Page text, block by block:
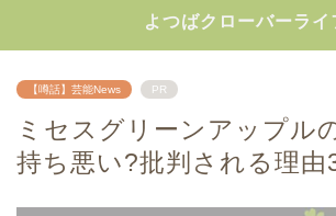
よつばクローバーライ
【噂話】芸能News PR
ミセスグリーンアップル
持ち悪い?批判される理由